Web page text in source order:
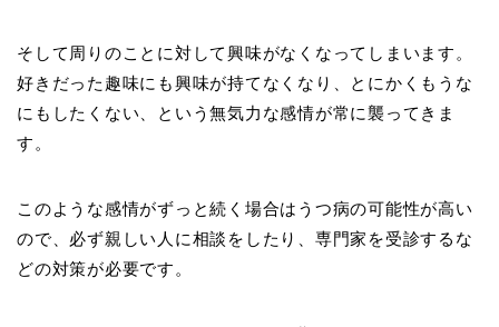
そして周りのことに対して興味がなくなってしまいます。
好きだった趣味にも興味が持てなくなり、とにかくもうな
にもしたくない、という無気力な感情が常に襲ってきま
す。
このような感情がずっと続く場合はうつ病の可能性が高い
ので、必ず親しい人に相談をしたり、専門家を受診するな
どの対策が必要です。